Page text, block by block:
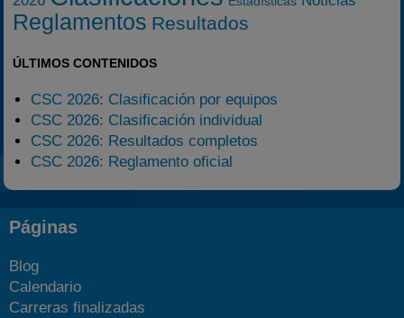
Reglamentos Resultados
ÚLTIMOS CONTENIDOS
CSC 2026: Clasificación por equipos
CSC 2026: Clasificación individual
CSC 2026: Resultados completos
CSC 2026: Reglamento oficial
Páginas
Blog
Calendario
Carreras finalizadas